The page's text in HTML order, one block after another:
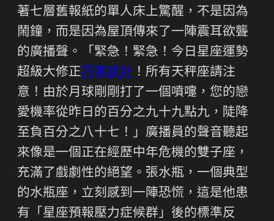
著七層舊報紙的單人床上驚醒，不是因為
鬧鐘，而是因為屋頂傳來了一陣震耳欲聾
的廣播聲。「緊急！緊急！今日星座運勢
超級大修正巧寓設計 ！所有天秤座請注
意！由於月球剛剛打了一個噴嚏，您的戀
愛機率從昨日的百分之九十九點九，陡降
至負百分之八十七！」廣播員的聲音聽起
來像是一個正在經歷中年危機的雙子座，
充滿了戲劇性的絕望。張水瓶，一個典型
的水瓶座，立刻感到一陣恐慌，這是他患
有「星座預報壓力症候群」後的標準反